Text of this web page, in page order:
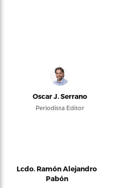
Oscar J. Serrano
Periodista Editor
Lcdo. Ramón Alejandro
Pabón